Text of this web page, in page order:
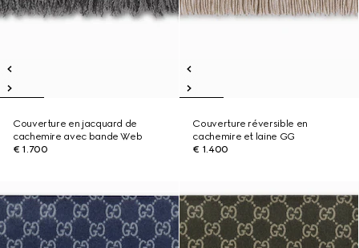
Couverture en jacquard de
cachemire avec bande Web
€ 1.700
Couverture réversible en
cachemire et laine GG
€ 1.400